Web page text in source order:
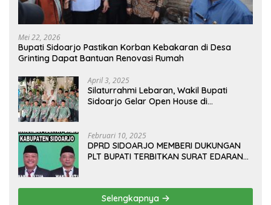
Mei 22, 2026
Bupati Sidoarjo Pastikan Korban Kebakaran di Desa
Grinting Dapat Bantuan Renovasi Rumah
April 3, 2025
Silaturrahmi Lebaran, Wakil Bupati
Sidoarjo Gelar Open House di
Februari 10, 2025
DPRD SIDOARJO MEMBERI DUKUNGAN
PLT BUPATI TERBITKAN SURAT EDARAN
KELUAR KOTA
Selengkapnya